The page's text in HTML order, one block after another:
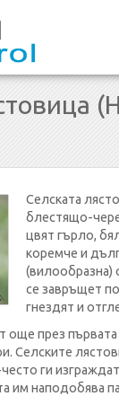
Селската
блестящо-
цвят гърло,
коремче и
(вилообразна)
се завръщет
гнездят и
още през
Селските
ги
им наподобява